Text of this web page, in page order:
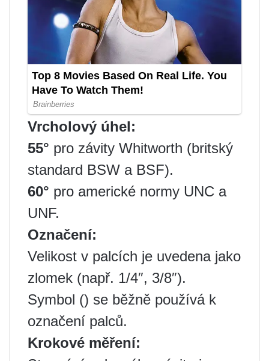
Vrcholový úhel:
55° pro závity Whitworth (britský
standard BSW a BSF).
60° pro americké normy UNC a
UNF.
Označení:
Velikost v palcích je uvedena jako
zlomek (např. 1/4″, 3/8″).
Symbol () se běžně používá k
označení palců.
Krokové měření: